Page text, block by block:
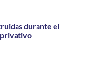
durante el